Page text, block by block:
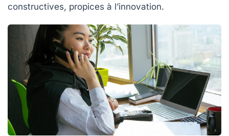
constructives, propices à l’innovation.